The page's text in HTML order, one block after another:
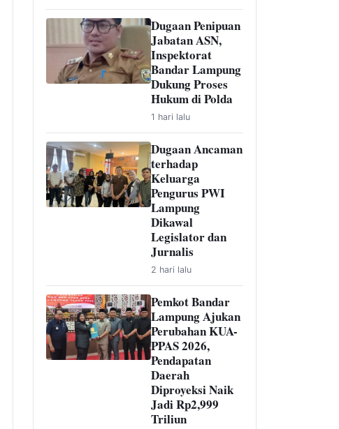
Dugaan Penipuan
Jabatan ASN,
Inspektorat
Bandar Lampung
Dukung Proses
Hukum di Polda
1 hari lalu
Dugaan Ancaman
terhadap
Keluarga
Pengurus PWI
Lampung
Dikawal
Legislator dan
Jurnalis
2 hari lalu
Pemkot Bandar
Lampung Ajukan
Perubahan KUA-
PPAS 2026,
Pendapatan
Daerah
Diproyeksi Naik
Jadi Rp2,999
Triliun